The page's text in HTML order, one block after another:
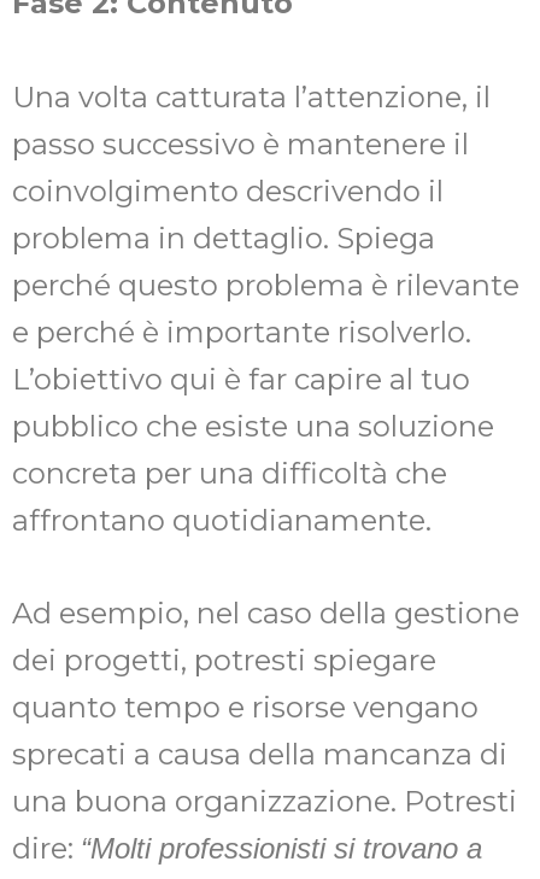
Una volta catturata l’attenzione, il
passo successivo è mantenere il
coinvolgimento descrivendo il
problema in dettaglio. Spiega
perché questo problema è rilevante
e perché è importante risolverlo.
L’obiettivo qui è far capire al tuo
pubblico che esiste una soluzione
concreta per una difficoltà che
affrontano quotidianamente.
Ad esempio, nel caso della gestione
dei progetti, potresti spiegare
quanto tempo e risorse vengano
sprecati a causa della mancanza di
una buona organizzazione. Potresti
dire: “Molti professionisti si trovano a